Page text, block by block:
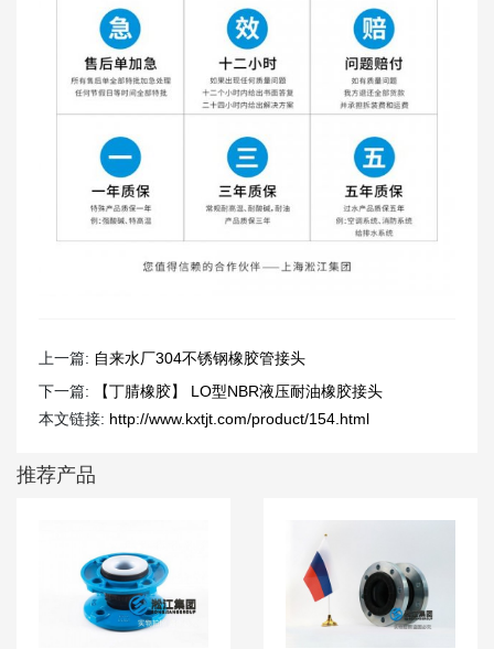
上一篇: 自来水厂304不锈钢橡胶管接头
下一篇:
【丁腈橡胶】 LO型NBR液压耐油橡胶接头
本文链接: http://www.kxtjt.com/product/154.html
推荐产品